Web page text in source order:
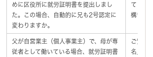
めに区役所に就労証明書を提出しまし
た。この場合、自動的に兄も2号認定に
変わりますか。
てくだ
構いま
父が自営業主（個人事業主）で、母が専
従者として働いている場合、就労証明書
ご質問
名」に